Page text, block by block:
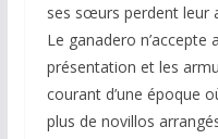
ses sœurs perdent leur
Le ganadero
présentation et les
courant d’une époque
plus de novillos